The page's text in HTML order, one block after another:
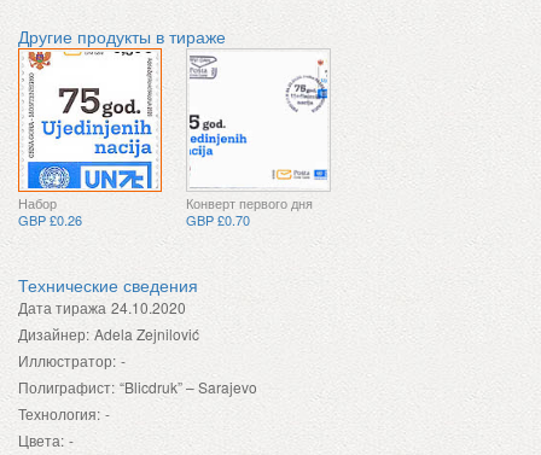
Другие продукты в тираже
Набор
GBP £0.26
Конверт первого дня
GBP £0.70
Технические сведения
Дата тиража 24.10.2020
Дизайнер: Adela Zejnilović
Иллюстратор: -
Полиграфист: “Blicdruk” – Sarajevo
Технология: -
Цвета: -